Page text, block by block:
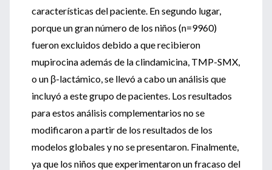
características del paciente. En segundo lugar,
porque un gran número de los niños (n=9960)
fueron excluidos debido a que recibieron
mupirocina además de la clindamicina, TMP-SMX,
o un β-lactámico, se llevó a cabo un análisis que
incluyó a este grupo de pacientes. Los resultados
para estos análisis complementarios no se
modificaron a partir de los resultados de los
modelos globales y no se presentaron. Finalmente,
ya que los niños que experimentaron un fracaso del